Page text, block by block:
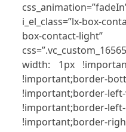
i_el_class=”lx-box-
box-contact-light”
width: 1px